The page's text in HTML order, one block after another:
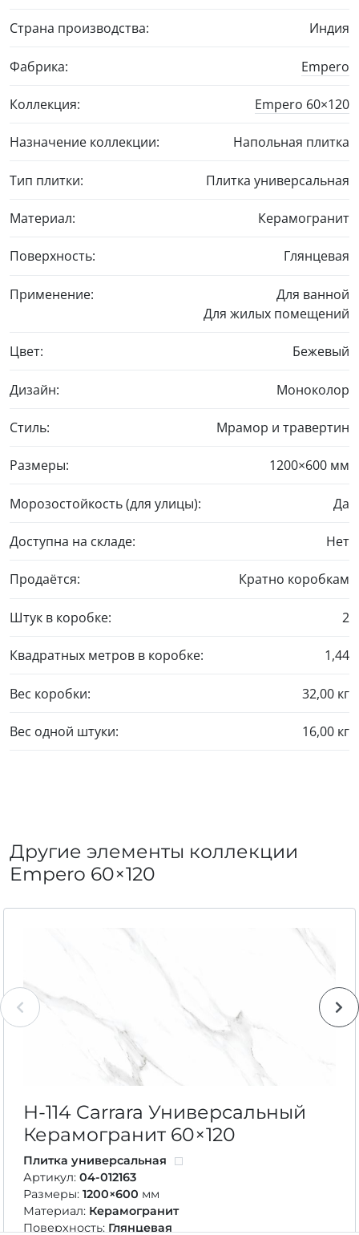
Страна производства: Индия
Фабрика: Empero
Коллекция: Empero 60×120
Назначение коллекции: Напольная плитка
Тип плитки: Плитка универсальная
Материал: Керамогранит
Поверхность: Глянцевая
Применение:
Для ванной
Для жилых помещений
Цвет: Бежевый
Дизайн: Моноколор
Стиль: Мрамор и травертин
Размеры: 1200×600 мм
Морозостойкость (для улицы): Да
Доступна на складе: Нет
Продаётся: Кратно коробкам
Штук в коробке: 2
Квадратных метров в коробке: 1,44
Вес коробки: 32,00 кг
Вес одной штуки: 16,00 кг
Другие элементы коллекции
Empero 60×120
H-114 Carrara Универсальный
Керамогранит 60×120
Плитка универсальная
Артикул: 04-012163
Размеры: 1200×600 мм
Материал: Керамогранит
Поверхность: Глянцевая